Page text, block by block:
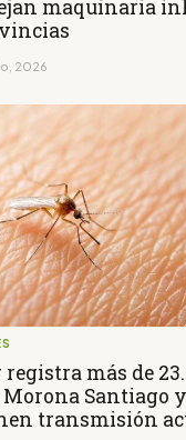
maquinaria
2026
registra más de
Morona Santiago
transmisión